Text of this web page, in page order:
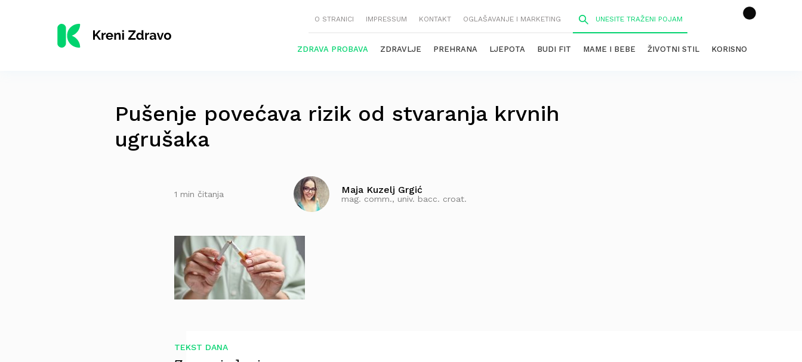
O STRANICI IMPRESSUM KONTAKT OGLAŠAVANJE I MARKETING
ZDRAVA PROBAVA ZDRAVLJE PREHRANA LJEPOTA BUDI FIT MAME I BEBE ŽIVOTNI STIL KORISNO
Pušenje povećava rizik od stvaranja krvnih
ugrušaka
1 min čitanja Maja Kuzelj Grgić
mag. comm., univ. bacc. croat.
TEKST DANA